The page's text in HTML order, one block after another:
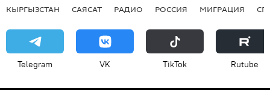
КЫРГЫЗСТАН САЯСАТ РАДИО РОССИЯ МИГРАЦИЯ
Telegram VK ТikТоk Rutube